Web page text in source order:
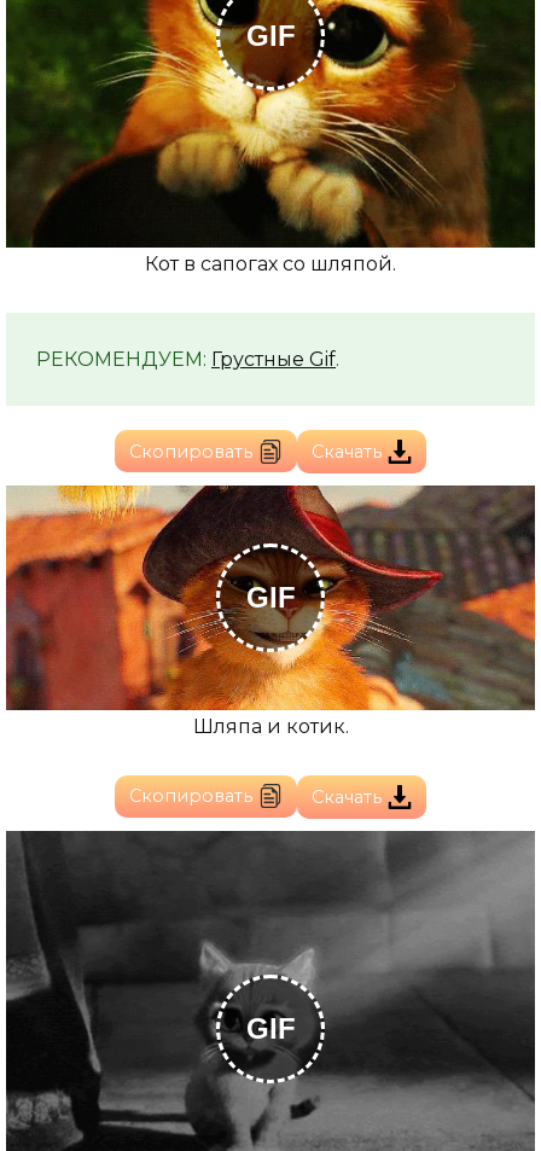
GIF
Кот в сапогах со шляпой.
РЕКОМЕНДУЕМ: Грустные Gif.
Скопировать Скачать
GIF
Шляпа и котик.
Скопировать Скачать
GIF